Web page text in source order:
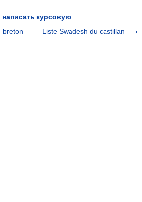
курсовую
breton
Liste Swadesh du castillan